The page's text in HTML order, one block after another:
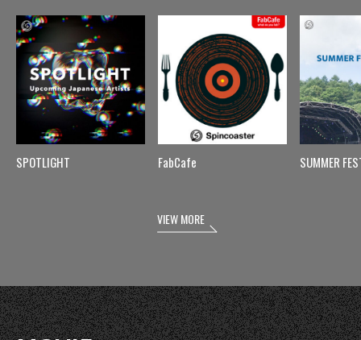
SPOTLIGHT FabCafe SUMMER
VIEW MORE